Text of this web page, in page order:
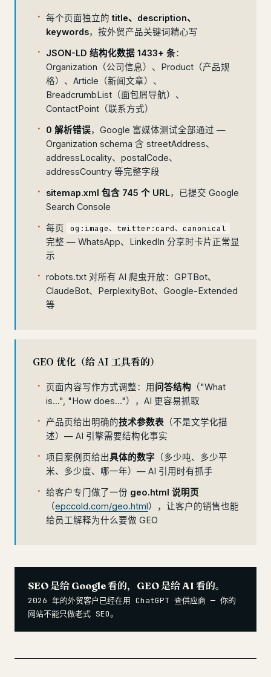
每个页面独立的title、description、
keywords，按外贸产品关键词精心写
JSON-LD 结构化数据 1433+ 条：
Organization（公司信息）、Product（产品规
格）、Article（新闻文章）、
BreadcrumbList（面包屑导航）、
ContactPoint（联系方式）
0 解析错误，Google 富媒体测试全部通过 —
Organization schema 含 streetAddress、
addressLocality、postalCode、
addressCountry 等完整字段
sitemap.xml 包含 745 个 URL，已提交 Google
Search Console
每页
og:image、twitter:card、canonical
完整 — WhatsApp、LinkedIn 分享时卡片正常显
示
robots.txt 对所有 AI 爬虫开放：GPTBot、
ClaudeBot、PerplexityBot、Google-Extended
等
GEO 优化（给 AI 工具看的）
页面内容写作方式调整：用 问答结构 （"What
is...", "How does..."），AI 更容易抓取
产品页给出明确的技术参数表 （不是文学化描
述）— AI 引擎需要结构化事实
项目案例页给出具体的数字 （多少吨、多少平
米、多少度、哪一年）— AI 引用时有抓手
给客户专门做了一份 geo.html 说明页
（epccold.com/geo.html），让客户的销售也能
给员工解释为什么要做 GEO
SEO 是给 Google 看的，GEO 是给 AI 看的。
2026 年的外贸客户已经在用 ChatGPT 查供应商 — 你的
网站不能只做老式 SEO。